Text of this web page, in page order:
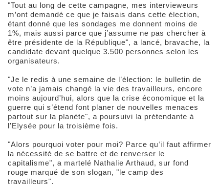
"Tout au long de cette campagne, mes intervieweurs
m’ont demandé ce que je faisais dans cette élection,
étant donné que les sondages me donnent moins de
1%, mais aussi parce que j’assume ne pas chercher à
être présidente de la République", a lancé, bravache, la
candidate devant quelque 3.500 personnes selon les
organisateurs.
"Je le redis à une semaine de l’élection: le bulletin de
vote n’a jamais changé la vie des travailleurs, encore
moins aujourd’hui, alors que la crise économique et la
guerre qui s’étend font planer de nouvelles menaces
partout sur la planète", a poursuivi la prétendante à
l'Elysée pour la troisième fois.
"Alors pourquoi voter pour moi? Parce qu’il faut affirmer
la nécessité de se battre et de renverser le
capitalisme", a martelé Nathalie Arthaud, sur fond
rouge marqué de son slogan, "le camp des
travailleurs".